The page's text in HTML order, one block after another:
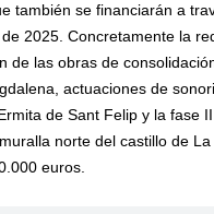
también se financiarán a
2025. Concretamente la
de las obras de
actuaciones de
de Sant Felip y la fase
norte del castillo de
euros.